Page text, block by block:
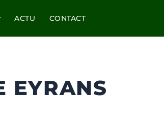
ACTU CONTACT
EYRANS